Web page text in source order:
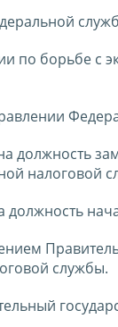
по борьбе с
должность
налоговой
должность
службы.